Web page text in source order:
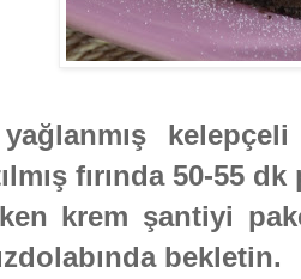
yağlanmış
fırında 50-55
krem şantiyi
bekletin.